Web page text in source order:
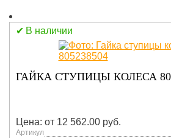
В наличии
ГАЙКА СТУПИЦЫ КОЛЕСА
Цена: от 12 562.00 руб.
Артикул